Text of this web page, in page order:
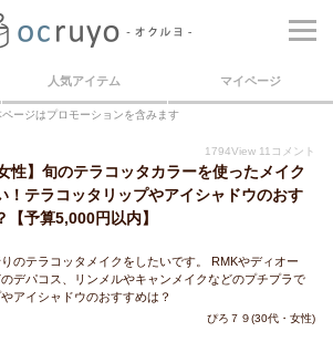
人気アイテム マイページ
ページはプロモーションを含みます
1794View 11 コメント
性】旬のテラコッタカラーを使ったメイク
！テラコッタリップやアイシャドウのおす
【予算5,000円以内】
のテラコッタメイクをしたいです。 RMKやディオー
デパコス、リンメルやキャンメイクなどのプチプラで
アイシャドウのおすすめは？
ぴろ７９(30代・女性)